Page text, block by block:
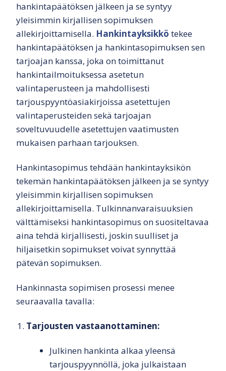
hankintapäätöksen jälkeen ja se syntyy
yleisimmin kirjallisen sopimuksen
allekirjoittamisella. Hankintayksikkö tekee
hankintapäätöksen ja hankintasopimuksen sen
tarjoajan kanssa, joka on toimittanut
hankintailmoituksessa asetetun
valintaperusteen ja mahdollisesti
tarjouspyyntöasiakirjoissa asetettujen
valintaperusteiden sekä tarjoajan
soveltuvuudelle asetettujen vaatimusten
mukaisen parhaan tarjouksen.
Hankintasopimus tehdään hankintayksikön
tekemän hankintapäätöksen jälkeen ja se syntyy
yleisimmin kirjallisen sopimuksen
allekirjoittamisella. Tulkinnanvaraisuuksien
välttämiseksi hankintasopimus on suositeltavaa
aina tehdä kirjallisesti, joskin suulliset ja
hiljaisetkin sopimukset voivat synnyttää
pätevän sopimuksen.
Hankinnasta sopimisen prosessi menee
seuraavalla tavalla:
Tarjousten vastaanottaminen:
Julkinen hankinta alkaa yleensä
tarjouspyynnöllä, joka julkaistaan